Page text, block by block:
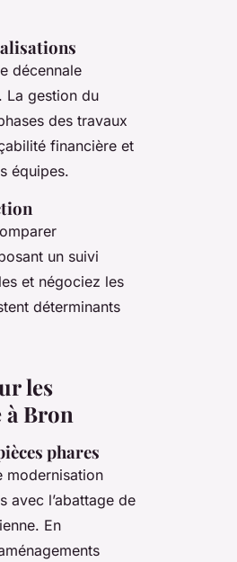
décennale
La gestion du
des travaux
financière et
équipes.
un suivi
et négociez les
déterminants
les
à Bron
phares
modernisation
avec l’abattage de
En